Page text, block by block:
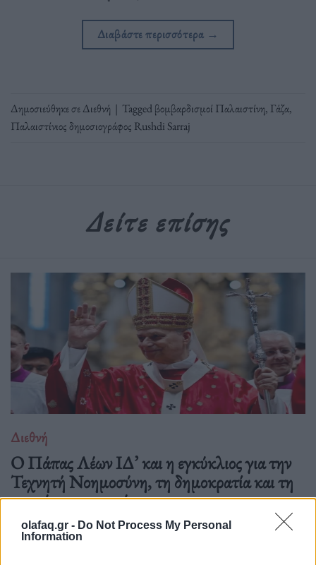
olafaq.gr - Do Not Process My Personal
Information
Διαβάστε περισσότερα →
Δημοσιεύθηκε σεΔιεθνή | Taggedβομβαρδισμοί Παλαιστίνη, Γάζα,
Παλαιστίνιος δημοσιογράφος Rushdi Sarraj
Δείτε επίσης
Διεθνή
Ο Πάπας Λέων ΙΔ’ και η εγκύκλιος για την
Τεχνητή Νοημοσύνη, τη δημοκρατία και τη
συγκέντρωση ισχύος
02.06.26